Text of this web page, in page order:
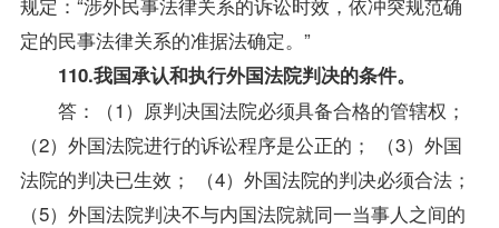
定的民事法律关系的准据法确定。”
110.我国承认和执行外国法院判决的条件。
答：（1）原判决国法院必须具备合格的管辖权；
（2）外国法院进行的诉讼程序是公正的； （3）外国
法院的判决已生效； （4）外国法院的判决必须合法；
（5）外国法院判决不与内国法院就同一当事人之间的